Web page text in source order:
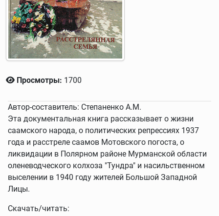
Просмотры: 1700
Автор-составитель: Степаненко А.М.
Эта документальная книга рассказывает о жизни
саамского народа, о политических репрессиях 1937
года и расстреле саамов Мотовского погоста, о
ликвидации в Полярном районе Мурманской области
оленеводческого колхоза "Тундра" и насильственном
выселении в 1940 году жителей Большой Западной
Лицы.
Скачать/читать: